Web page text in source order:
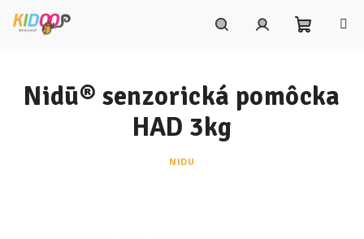
košík
Nidū® senzorická pomôcka
HAD 3kg
NIDU